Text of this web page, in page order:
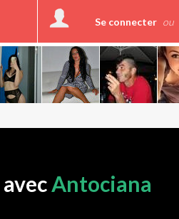
Se connecter ou
Antociana